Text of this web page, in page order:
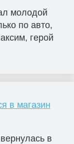
молодой
по авто,
герой
в магазин
в